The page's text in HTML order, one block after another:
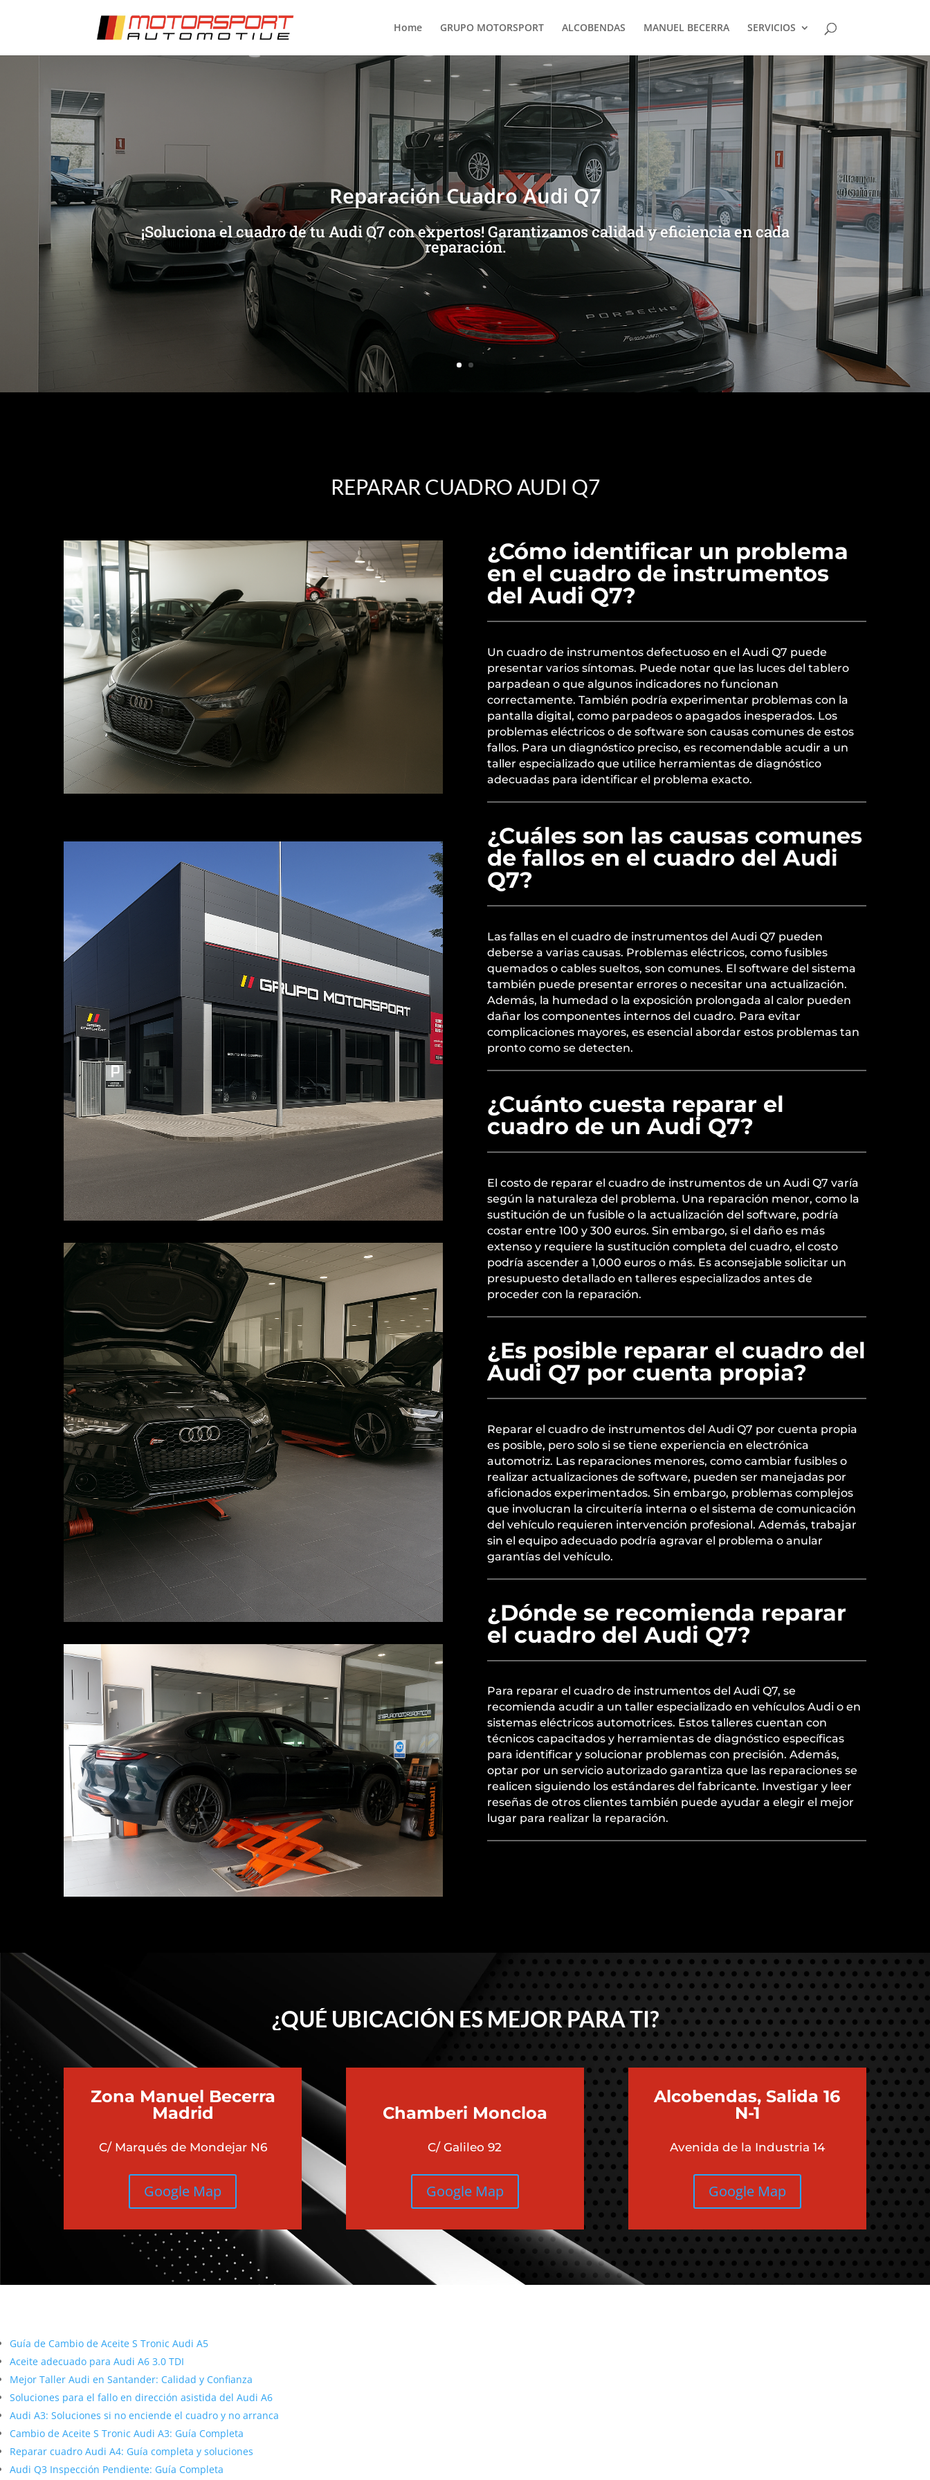
Home GRUPO MOTORSPORT ALCOBENDAS MANUEL BECERRA SERVICIOS
Reparación Cuadro Audi Q7
¡Soluciona el cuadro de tu Audi Q7 con expertos! Garantizamos calidad y eficiencia en cada
reparación.
REPARAR CUADRO AUDI Q7
¿Cómo identificar un problema
en el cuadro de instrumentos
del Audi Q7?
Un cuadro de instrumentos defectuoso en el Audi Q7 puede
presentar varios síntomas. Puede notar que las luces del tablero
parpadean o que algunos indicadores no funcionan
correctamente. También podría experimentar problemas con la
pantalla digital, como parpadeos o apagados inesperados. Los
problemas eléctricos o de software son causas comunes de estos
fallos. Para un diagnóstico preciso, es recomendable acudir a un
taller especializado que utilice herramientas de diagnóstico
adecuadas para identificar el problema exacto.
¿Cuáles son las causas comunes
de fallos en el cuadro del Audi
Q7?
Las fallas en el cuadro de instrumentos del Audi Q7 pueden
deberse a varias causas. Problemas eléctricos, como fusibles
quemados o cables sueltos, son comunes. El software del sistema
también puede presentar errores o necesitar una actualización.
Además, la humedad o la exposición prolongada al calor pueden
dañar los componentes internos del cuadro. Para evitar
complicaciones mayores, es esencial abordar estos problemas tan
pronto como se detecten.
¿Cuánto cuesta reparar el
cuadro de un Audi Q7?
El costo de reparar el cuadro de instrumentos de un Audi Q7 varía
según la naturaleza del problema. Una reparación menor, como la
sustitución de un fusible o la actualización del software, podría
costar entre 100 y 300 euros. Sin embargo, si el daño es más
extenso y requiere la sustitución completa del cuadro, el costo
podría ascender a 1,000 euros o más. Es aconsejable solicitar un
presupuesto detallado en talleres especializados antes de
proceder con la reparación.
¿Es posible reparar el cuadro del
Audi Q7 por cuenta propia?
Reparar el cuadro de instrumentos del Audi Q7 por cuenta propia
es posible, pero solo si se tiene experiencia en electrónica
automotriz. Las reparaciones menores, como cambiar fusibles o
realizar actualizaciones de software, pueden ser manejadas por
aficionados experimentados. Sin embargo, problemas complejos
que involucran la circuitería interna o el sistema de comunicación
del vehículo requieren intervención profesional. Además, trabajar
sin el equipo adecuado podría agravar el problema o anular
garantías del vehículo.
¿Dónde se recomienda reparar
el cuadro del Audi Q7?
Para reparar el cuadro de instrumentos del Audi Q7, se
recomienda acudir a un taller especializado en vehículos Audi o en
sistemas eléctricos automotrices. Estos talleres cuentan con
técnicos capacitados y herramientas de diagnóstico específicas
para identificar y solucionar problemas con precisión. Además,
optar por un servicio autorizado garantiza que las reparaciones se
realicen siguiendo los estándares del fabricante. Investigar y leer
reseñas de otros clientes también puede ayudar a elegir el mejor
lugar para realizar la reparación.
¿QUÉ UBICACIÓN ES MEJOR PARA TI?
Zona Manuel Becerra
Madrid
C/ Marqués de Mondejar N6
Google Map
Chamberi Moncloa
C/ Galileo 92
Google Map
Alcobendas, Salida 16
N-1
Avenida de la Industria 14
Google Map
Guía de Cambio de Aceite S Tronic Audi A5
Aceite adecuado para Audi A6 3.0 TDI
Mejor Taller Audi en Santander: Calidad y Confianza
Soluciones para el fallo en dirección asistida del Audi A6
Audi A3: Soluciones si no enciende el cuadro y no arranca
Cambio de Aceite S Tronic Audi A3: Guía Completa
Reparar cuadro Audi A4: Guía completa y soluciones
Audi Q3 Inspección Pendiente: Guía Completa